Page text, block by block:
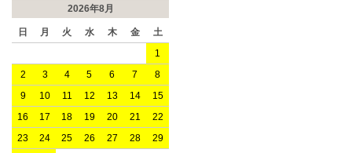
2026年8月
日 月 火 水 木 金
土
1
2
3 4 5 6 7
8
9
10 11 12 13 14
15
16
17 18 19 20 21
22
23
24 25 26 27 28
29